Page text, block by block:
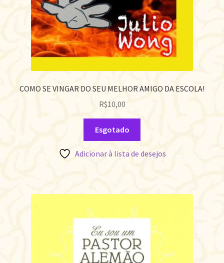
COMO SE VINGAR DO SEU MELHOR AMIGO DA ESCOLA!
R$10,00
Esgotado
Adicionar à lista de desejos